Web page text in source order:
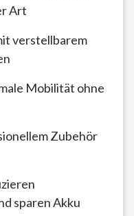
Art
verstellbarem
Mobilität ohne
Zubehör
sparen Akku